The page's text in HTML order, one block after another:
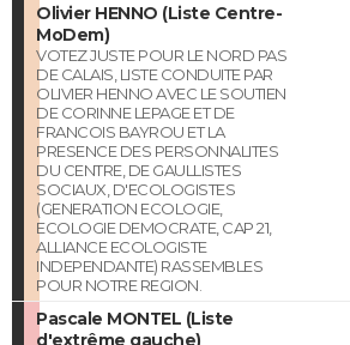
Olivier HENNO (Liste Centre-
MoDem)
VOTEZ JUSTE POUR LE NORD PAS
DE CALAIS, LISTE CONDUITE PAR
OLIVIER HENNO AVEC LE SOUTIEN
DE CORINNE LEPAGE ET DE
FRANCOIS BAYROU ET LA
PRESENCE DES PERSONNALITES
DU CENTRE, DE GAULLISTES
SOCIAUX, D'ECOLOGISTES
(GENERATION ECOLOGIE,
ECOLOGIE DEMOCRATE, CAP 21,
ALLIANCE ECOLOGISTE
INDEPENDANTE) RASSEMBLES
POUR NOTRE REGION.
Pascale MONTEL (Liste
d'extrême gauche)